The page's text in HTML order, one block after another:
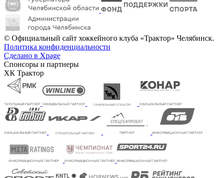
© Официальный сайт хоккейного клуба «Трактор» Челябинск.
Политика конфиденциальности
Сделано в Xpage
Спонсоры и партнеры
ХК Трактор